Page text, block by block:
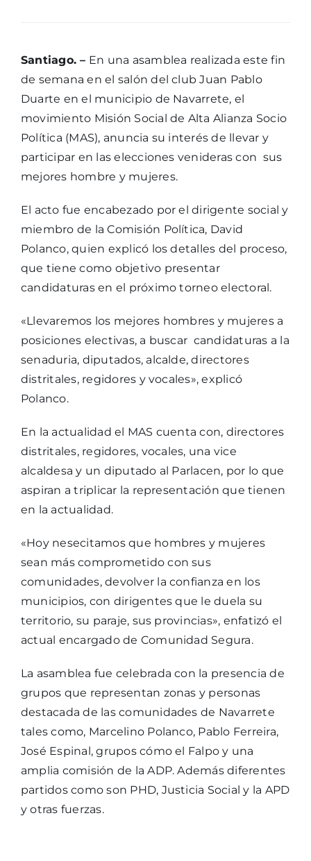
Santiago. – En una asamblea realizada este fin
de semana en el salón del club Juan Pablo
Duarte en el municipio de Navarrete, el
movimiento Misión Social de Alta Alianza Socio
Política (MAS), anuncia su interés de llevar y
participar en las elecciones venideras con sus
mejores hombre y mujeres.
El acto fue encabezado por el dirigente social y
miembro de la Comisión Política, David
Polanco, quien explicó los detalles del proceso,
que tiene como objetivo presentar
candidaturas en el próximo torneo electoral.
«Llevaremos los mejores hombres y mujeres a
posiciones electivas, a buscar candidaturas a la
senaduria, diputados, alcalde, directores
distritales, regidores y vocales», explicó
Polanco.
En la actualidad el MAS cuenta con, directores
distritales, regidores, vocales, una vice
alcaldesa y un diputado al Parlacen, por lo que
aspiran a triplicar la representación que tienen
en la actualidad.
«Hoy nesecitamos que hombres y mujeres
sean más comprometido con sus
comunidades, devolver la confianza en los
municipios, con dirigentes que le duela su
territorio, su paraje, sus provincias», enfatizó el
actual encargado de Comunidad Segura.
La asamblea fue celebrada con la presencia de
grupos que representan zonas y personas
destacada de las comunidades de Navarrete
tales como, Marcelino Polanco, Pablo Ferreira,
José Espinal, grupos cómo el Falpo y una
amplia comisión de la ADP. Además diferentes
partidos como son PHD, Justicia Social y la APD
y otras fuerzas.